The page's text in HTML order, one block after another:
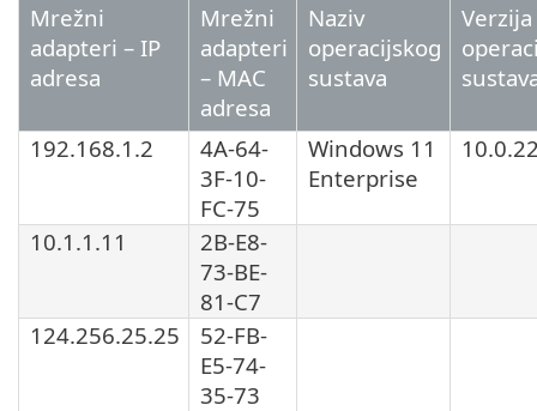
Mrežni
adapteri – IP
adresa
Mrežni
adapteri
– MAC
adresa
Naziv
operacijskog
sustava
Verzija
192.168.1.2
4A-64-
3F-10-
FC-75
Windows 11
Enterprise
10.1.1.11
2B-E8-
73-BE-
81-C7
124.256.25.25
52-FB-
E5-74-
35-73